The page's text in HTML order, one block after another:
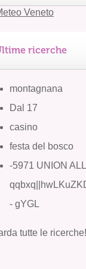
ricerche
montagnana
Dal 17
casino
festa del bosco
-5971 UNION
- gYGL
tutte le ricerche!